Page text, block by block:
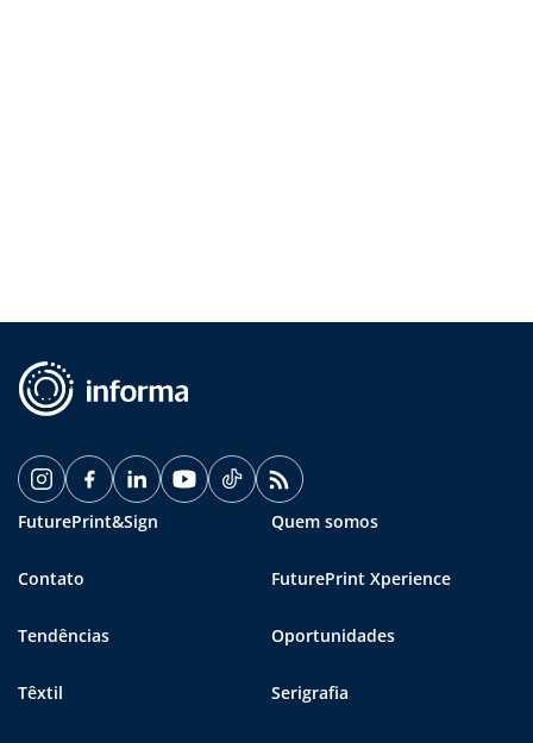
FuturePrint&Sign Quem somos
Contato FuturePrint Xperience
Tendências Oportunidades
Têxtil Serigrafia